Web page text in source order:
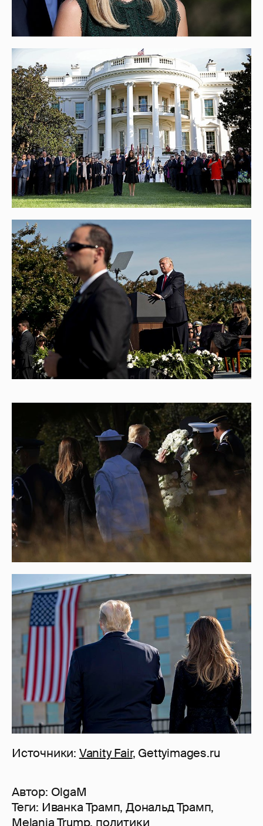
Источники: Vanity Fair, Gettyimages.ru
Автор: OlgaM
Теги: Иванка Трамп,Дональд Трамп,
Melania Trump, политики